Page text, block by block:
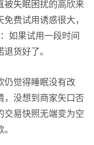
被失眠困扰的高欣来
费试用诱惑很大，
如果试用一段时间
货好了。
仍觉得睡眠没有改
，没想到商家矢口否
交易快照无端变为空